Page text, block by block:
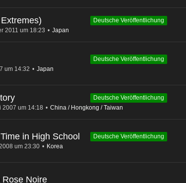
Deutsche Veröffentlichung
2011 um 18:23 Japan
Deutsche Veröffentlichung
um 14:32 Japan
Deutsche Veröffentlichung
2007 um 14:18 China / Hongkong / Taiwan
Deutsche Veröffentlichung
in High School
um 23:30 Korea
Rose Noire